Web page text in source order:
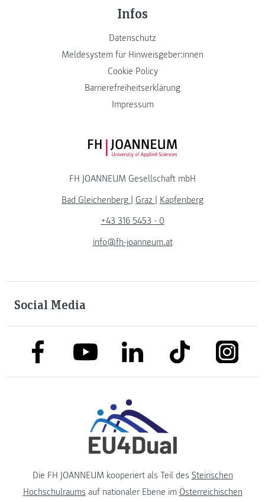
Infos
Datenschutz
Meldesystem für Hinweisgeber:innen
Cookie Policy
Barrierefreiheitserklärung
Impressum
FH JOANNEUM Logo
FH JOANNEUM Gesellschaft mbH
Bad Gleichenberg | Graz | Kapfenberg
+43 316 5453 - 0
info@fh-joanneum.at
Social Media
link to facebooklink to youtubelink to linkedinlink to tiktok link to
Die FH JOANNEUM kooperiert als Teil des Steirischen
Hochschulraums auf nationaler Ebene im Österreichischen